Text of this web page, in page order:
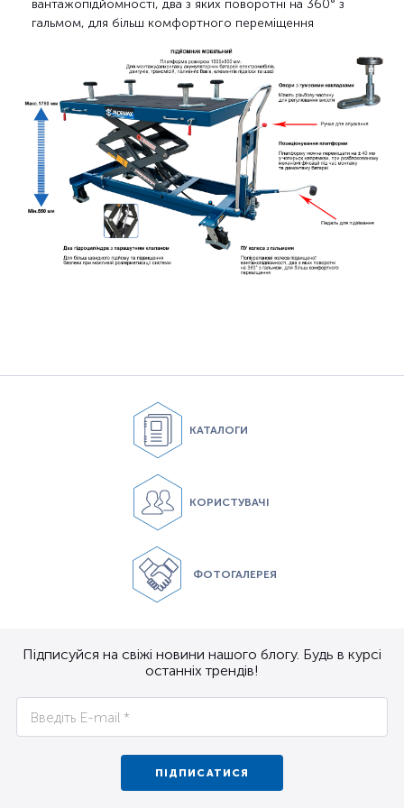
вантажопідйомності, два з яких поворотні на 360° з
гальмом, для більш комфортного переміщення
КАТАЛОГИ
КОРИСТУВАЧІ
ФОТОГАЛЕРЕЯ
Підписуйся на свіжі новини нашого блогу. Будь в курсі
останніх трендів!
ПІДПИСАТИСЯ